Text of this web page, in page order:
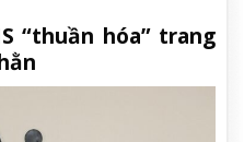
“thuần hóa” trang